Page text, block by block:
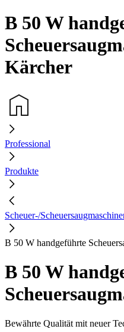
B 50 W
Kärcher
Professional
Produkte
Scheuer-/
B 50 W handgeführte
B 50 W
Bewährte Qualität mit neuer